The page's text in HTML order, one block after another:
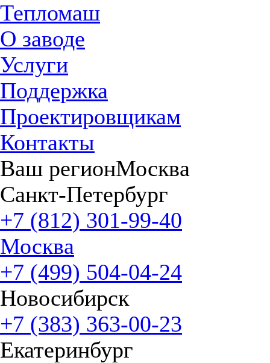
Тепломаш
О заводе
Услуги
Поддержка
Проектировщикам
Контакты
Ваш регионМосква
Санкт-Петербург
+7 (812) 301-99-40
Москва
+7 (499) 504-04-24
Новосибирск
+7 (383) 363-00-23
Екатеринбург